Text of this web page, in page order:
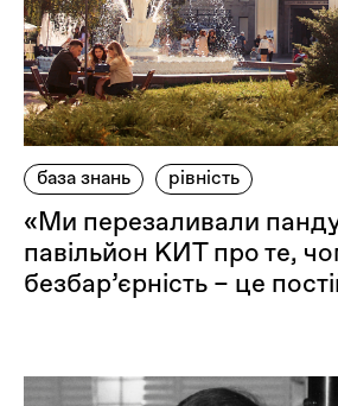
база знань рівність
«Ми перезаливали
павільйон КИТ про те,
безбар’єрність – це